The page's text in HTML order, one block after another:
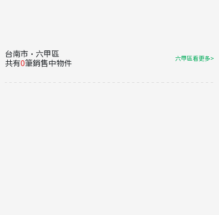
台南市·六甲區
共有0筆銷售中物件 六甲區看更多>